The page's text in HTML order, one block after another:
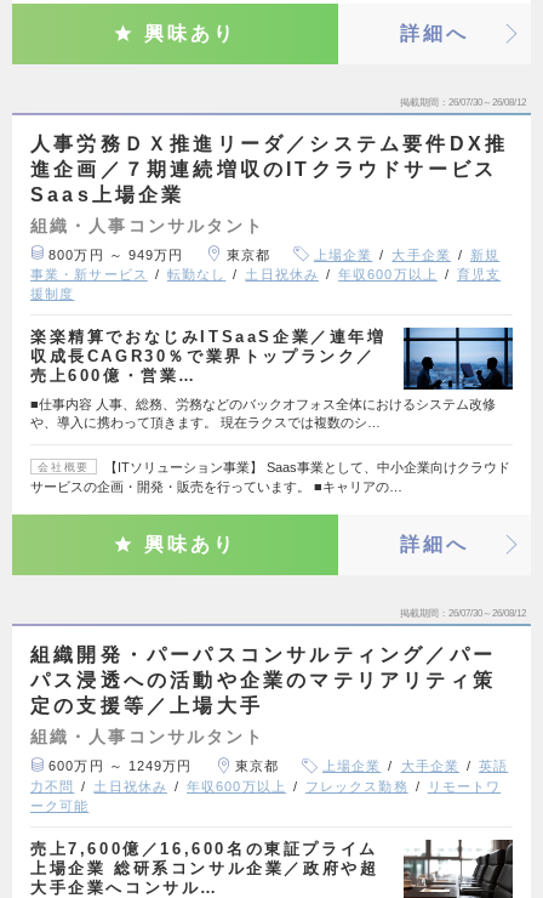
興味あり 詳細へ
掲載期間 26/07/30～26/08/12
人事労務ＤＸ推進リーダ／システム要件DX推
進企画／７期連続増収のITクラウドサービス
Saas上場企業
組織・人事コンサルタント
800万円 ～ 949万円 東京都 上場企業 大手企業
新規
事業・新サービス
転勤なし 土日祝休み 年収600万以上
育児支
援制度
楽楽精算でおなじみITSaaS企業／連年増
収成長CAGR30％で業界トップランク／
売上600億・営業…
■仕事内容 人事、総務、労務などのバックオフォス全体におけるシステム改修
や、導入に携わって頂きます。 現在ラクスでは複数のシ…
会社概要
【ITソリューション事業】 Saas事業として、中小企業向けクラウド
サービスの企画・開発・販売を行っています。 ■キャリアの…
興味あり 詳細へ
掲載期間 26/07/30～26/08/12
組織開発・パーパスコンサルティング／パー
パス浸透への活動や企業のマテリアリティ策
定の支援等／上場大手
組織・人事コンサルタント
600万円 ～ 1249万円 東京都 上場企業 大手企業
英語
力不問
土日祝休み 年収600万以上 フレックス勤務
リモートワ
ーク可能
売上7,600億／16,600名の東証プライム
上場企業 総研系コンサル企業／政府や超
大手企業へコンサル…